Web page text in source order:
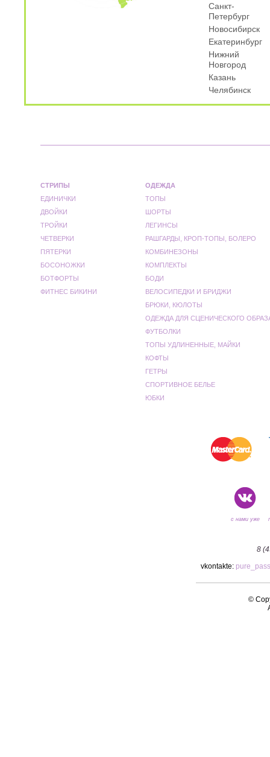
Санкт-
Петербург
Новосибирск
Екатеринбург
Нижний
Новгород
Казань
Челябинск
СТРИПЫ
ЕДИНИЧКИ
ДВОЙКИ
ТРОЙКИ
ЧЕТВЕРКИ
ПЯТЕРКИ
БОСОНОЖКИ
БОТФОРТЫ
ФИТНЕС БИКИНИ
ОДЕЖДА
ТОПЫ
ШОРТЫ
ЛЕГИНСЫ
РАШГАРДЫ, КРОП-ТОПЫ, БОЛЕРО
КОМБИНЕЗОНЫ
КОМПЛЕКТЫ
БОДИ
ВЕЛОСИПЕДКИ И БРИДЖИ
БРЮКИ, КЮЛОТЫ
ОДЕЖДА ДЛЯ СЦЕНИЧЕСКОГО
ФУТБОЛКИ
ТОПЫ УДЛИНЕННЫЕ, МАЙКИ
КОФТЫ
ГЕТРЫ
СПОРТИВНОЕ БЕЛЬЕ
ЮБКИ
с нами уже
8
vkontakte:
©